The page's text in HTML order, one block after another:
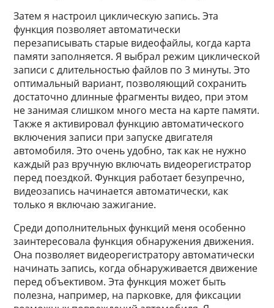
Затем я настроил циклическую запись. Эта
функция позволяет автоматически
перезаписывать старые видеофайлы, когда карта
памяти заполняется. Я выбрал режим циклической
записи с длительностью файлов по 3 минуты. Это
оптимальный вариант, позволяющий сохранить
достаточно длинные фрагменты видео, при этом
не занимая слишком много места на карте памяти.
Также я активировал функцию автоматического
включения записи при запуске двигателя
автомобиля. Это очень удобно, так как не нужно
каждый раз вручную включать видеорегистратор
перед поездкой. Функция работает безупречно,
видеозапись начинается автоматически, как
только я включаю зажигание.
Среди дополнительных функций меня особенно
заинтересовала функция обнаружения движения.
Она позволяет видеорегистратору автоматически
начинать запись, когда обнаруживается движение
перед объективом. Эта функция может быть
полезна, например, на парковке, для фиксации